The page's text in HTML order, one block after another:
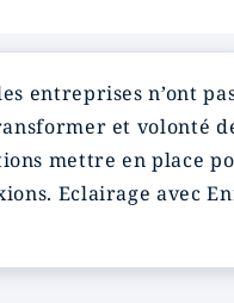
entreprises n’ont
et volonté
mettre en place
Eclairage avec